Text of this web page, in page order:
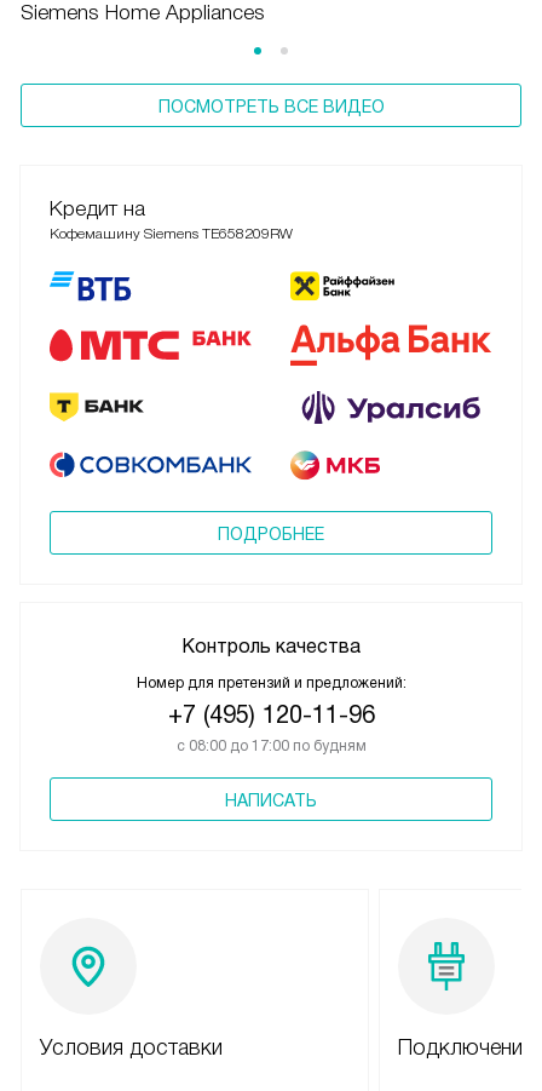
Siemens Home Appliances
ПОСМОТРЕТЬ ВСЕ ВИДЕО
Кредит на
Кофемашину Siemens TE658209RW
ПОДРОБНЕЕ
Контроль качества
Номер для претензий и предложений:
+7 (495) 120-11-96
с 08:00 до 17:00 по будням
НАПИСАТЬ
Условия доставки Подключение